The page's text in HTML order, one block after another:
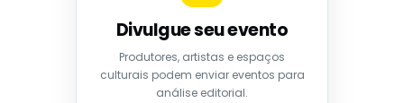
Divulgue seu evento
Produtores, artistas e espaços
culturais podem enviar eventos para
análise editorial.